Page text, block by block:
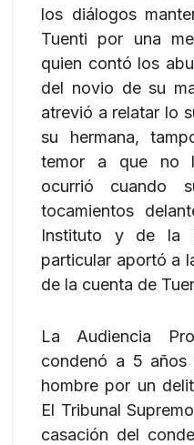
los diálogos
Tuenti por una
quien contó los
del novio de su
atrevió a relatar lo
su hermana,
temor a que no
ocurrió cuando
tocamientos
Instituto y de la
particular aportó a
de la cuenta de
La Audiencia
condenó a 5
hombre por un
El Tribunal
casación del